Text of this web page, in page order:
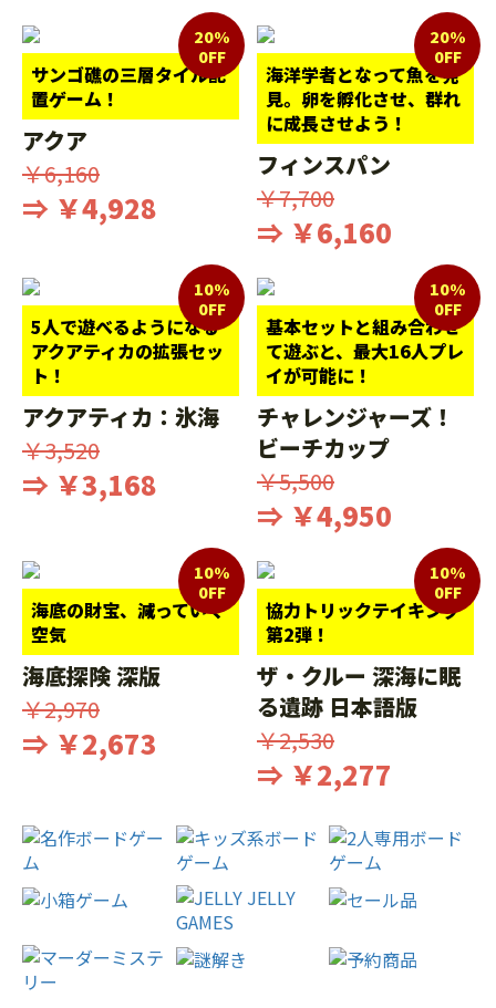
サンゴ礁の三層タイル配
置ゲーム！
20%
0FF
アクア
￥6,160
⇒ ￥4,928
海洋学者となって魚を発
見。卵を孵化させ、群れ
に成長させよう！
20%
0FF
フィンスパン
￥7,700
⇒ ￥6,160
5人で遊べるようになる
アクアティカの拡張セッ
ト！
10%
0FF
アクアティカ：氷海
￥3,520
⇒ ￥3,168
基本セットと組み合わせ
て遊ぶと、最大16人プレ
イが可能に！
10%
0FF
チャレンジャーズ！
ビーチカップ
￥5,500
⇒ ￥4,950
海底の財宝、減っていく
空気
10%
0FF
海底探険 深版
￥2,970
⇒ ￥2,673
協力トリックテイキング
第2弾！
10%
0FF
ザ・クルー 深海に眠
る遺跡 日本語版
￥2,530
⇒ ￥2,277